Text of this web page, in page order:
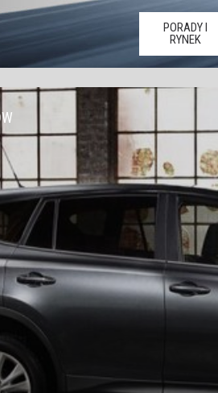
PORADY I
RYNEK